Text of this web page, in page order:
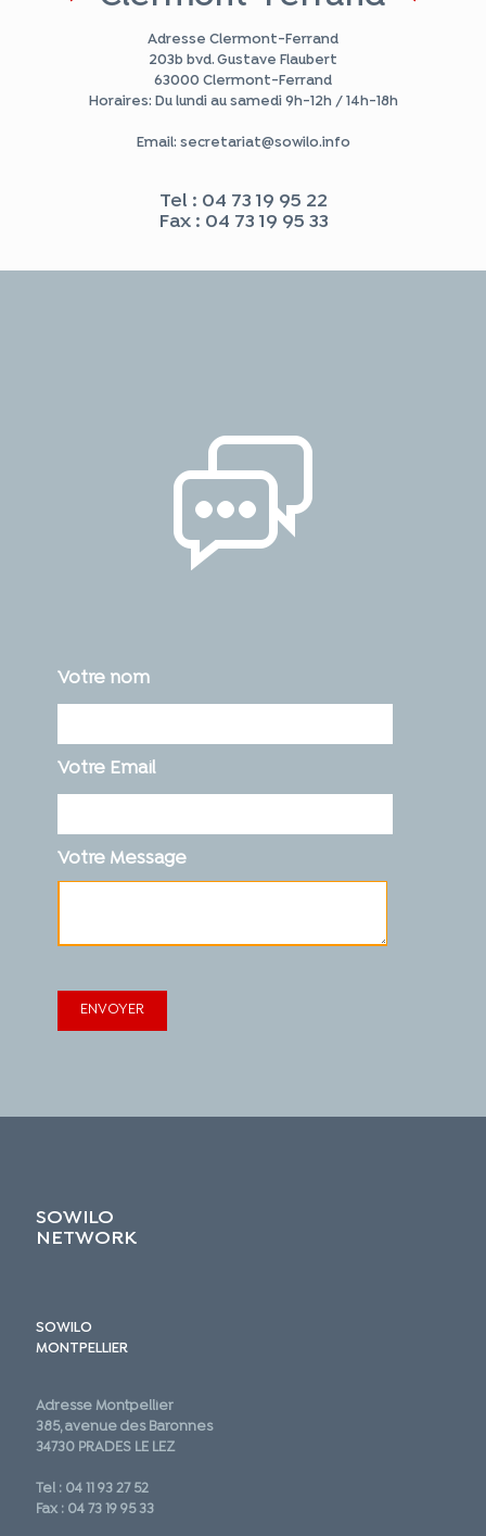
Adresse Clermont-Ferrand
203b bvd. Gustave Flaubert
63000 Clermont-Ferrand
Horaires: Du lundi au samedi 9h-12h / 14h-18h
Email: secretariat@sowilo.info
Tel : 04 73 19 95 22
Fax : 04 73 19 95 33
Votre nom
Votre Email
Votre Message
SOWILO
NETWORK
SOWILO
MONTPELLIER
Adresse Montpellier
385, avenue des Baronnes
34730 PRADES LE LEZ
Tel : 04 11 93 27 52
Fax : 04 73 19 95 33